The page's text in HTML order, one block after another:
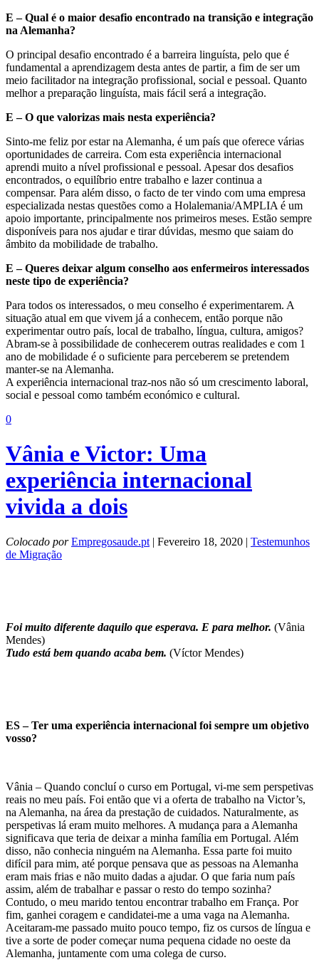
E – Qual é o maior desafio encontrado na transição e integração
na Alemanha?
O principal desafio encontrado é a barreira linguísta, pelo que é
fundamental a aprendizagem desta antes de partir, a fim de ser um
meio facilitador na integração profissional, social e pessoal. Quanto
melhor a preparação linguísta, mais fácil será a integração.
E – O que valorizas mais nesta experiência?
Sinto-me feliz por estar na Alemanha, é um país que oferece várias
oportunidades de carreira. Com esta experiência internacional
aprendi muito a nível profissional e pessoal. Apesar dos desafios
encontrados, o equilíbrio entre trabalho e lazer continua a
compensar. Para além disso, o facto de ter vindo com uma empresa
especializada nestas questões como a Holalemania/AMPLIA é um
apoio importante, principalmente nos primeiros meses. Estão sempre
disponíveis para nos ajudar e tirar dúvidas, mesmo que saiam do
âmbito da mobilidade de trabalho.
E – Queres deixar algum conselho aos enfermeiros interessados
neste tipo de experiência?
Para todos os interessados, o meu conselho é experimentarem. A
situação atual em que vivem já a conhecem, então porque não
experimentar outro país, local de trabalho, língua, cultura, amigos?
Abram-se à possibilidade de conhecerem outras realidades e com 1
ano de mobilidade é o suficiente para perceberem se pretendem
manter-se na Alemanha.
A experiência internacional traz-nos não só um crescimento laboral,
social e pessoal como também económico e cultural.
0
Vânia e Victor: Uma
experiência internacional
vivida a dois
Colocado por Empregosaude.pt | Fevereiro 18, 2020 | Testemunhos
de Migração
Foi muito diferente daquilo que esperava. E para melhor. (Vânia
Mendes)
Tudo está bem quando acaba bem. (Víctor Mendes)
ES – Ter uma experiência internacional foi sempre um objetivo
vosso?
Vânia – Quando concluí o curso em Portugal, vi-me sem perspetivas
reais no meu país. Foi então que vi a oferta de trabalho na Victor’s,
na Alemanha, na área da prestação de cuidados. Naturalmente, as
perspetivas lá eram muito melhores. A mudança para a Alemanha
significava que teria de deixar a minha família em Portugal. Além
disso, não conhecia ninguém na Alemanha. Essa parte foi muito
difícil para mim, até porque pensava que as pessoas na Alemanha
eram mais frias e não muito dadas a ajudar. O que faria num país
assim, além de trabalhar e passar o resto do tempo sozinha?
Contudo, o meu marido tentou encontrar trabalho em França. Por
fim, ganhei coragem e candidatei-me a uma vaga na Alemanha.
Aceitaram-me passado muito pouco tempo, fiz os cursos de língua e
tive a sorte de poder começar numa pequena cidade no oeste da
Alemanha, juntamente com uma colega de curso.